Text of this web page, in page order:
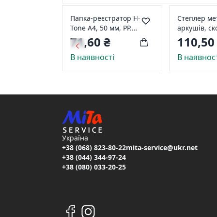
Папка-реєстратор H-
Tone А4, 50 мм, PP.
одностороння, темно
червона JJ409340S-dark
red
71,60 ₴
В наявності
Степлер
аркушів,
26/6,
(JJ40134-
Скоби №24/
В
Україна
+38 (068) 823-80-22
+38 (044) 344-97-24
+38 (080) 033-20-25
mita-service@ukr.net